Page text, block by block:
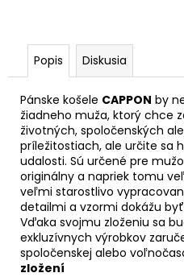
Popis Diskusia
Pánske košele CAPPON by
žiadneho muža, ktorý chce
životných, spoločenských
príležitostiach, ale určite sa
udalosti. Sú určené pre
originálny a napriek tomu
veľmi starostlivo
detailmi a vzormi dokážu
Vďaka svojmu zloženiu sa
exkluzívnych výrobkov
spoločenskej alebo
zložení